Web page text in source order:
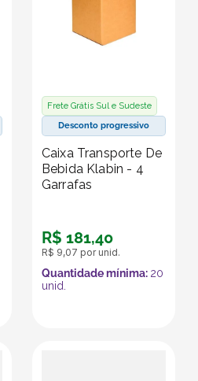
Frete Grátis Sul e Sudeste
Desconto progressivo
Caixa Transporte De
Bebida Klabin - 4
Garrafas
R$ 181,40
R$ 9,07 por unid.
Quantidade mínima: 20
unid.